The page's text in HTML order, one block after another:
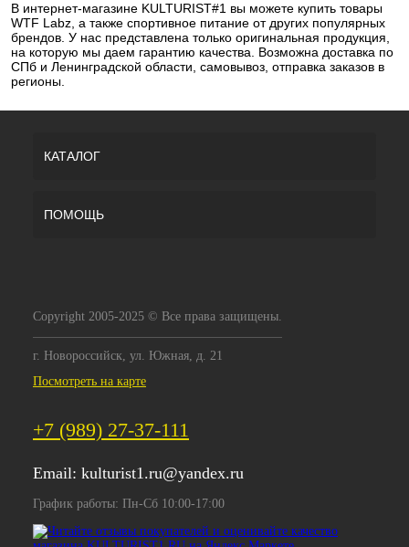
В интернет-магазине KULTURIST#1 вы можете купить товары
WTF Labz, а также спортивное питание от других популярных
брендов. У нас представлена только оригинальная продукция,
на которую мы даем гарантию качества. Возможна доставка по
СПб и Ленинградской области, самовывоз, отправка заказов в
регионы.
КАТАЛОГ
ПОМОЩЬ
Copyright 2005-2025 © Все права защищены.
г. Новороссийск, ул. Южная, д. 21
Посмотреть на карте
+7 (989) 27-37-111
Email: kulturist1.ru@yandex.ru
График работы: Пн-Сб 10:00-17:00